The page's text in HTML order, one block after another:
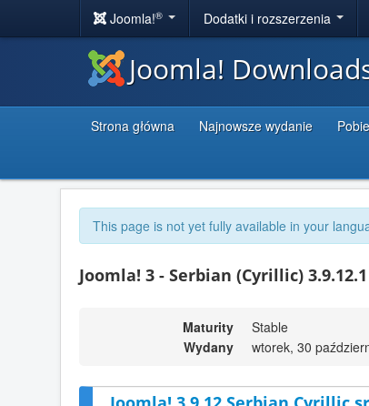
Joomla!® Dodatki i rozszerzenia
Joomla!
Strona główna Najnowsze wydanie
This page is not yet fully available in your
Joomla! 3 - Serbian (Cyrillic) 3.9.12.1
Maturity
Stable
Wydany
wtorek, 30